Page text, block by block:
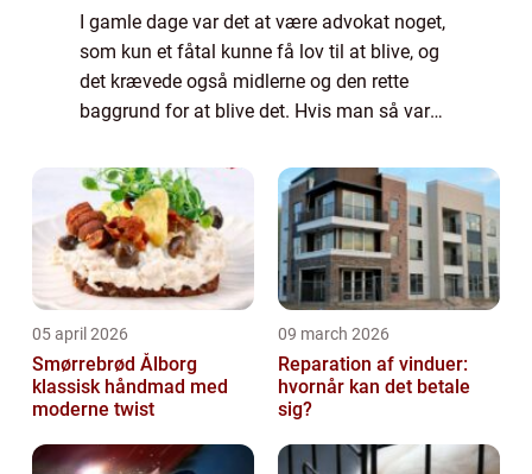
I gamle dage var det at være advokat noget,
som kun et fåtal kunne få lov til at blive, og
det krævede også midlerne og den rette
baggrund for at blive det. Hvis man så var
mulighed, så blev man virkelig...
05 april 2026
Smørrebrød Ålborg
klassisk håndmad med
moderne twist
09 march 2026
Reparation af vinduer:
hvornår kan det betale
sig?